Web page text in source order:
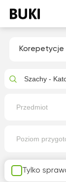
Korepetycje
Tylko
Szachy -
Przedmiot
Poziom